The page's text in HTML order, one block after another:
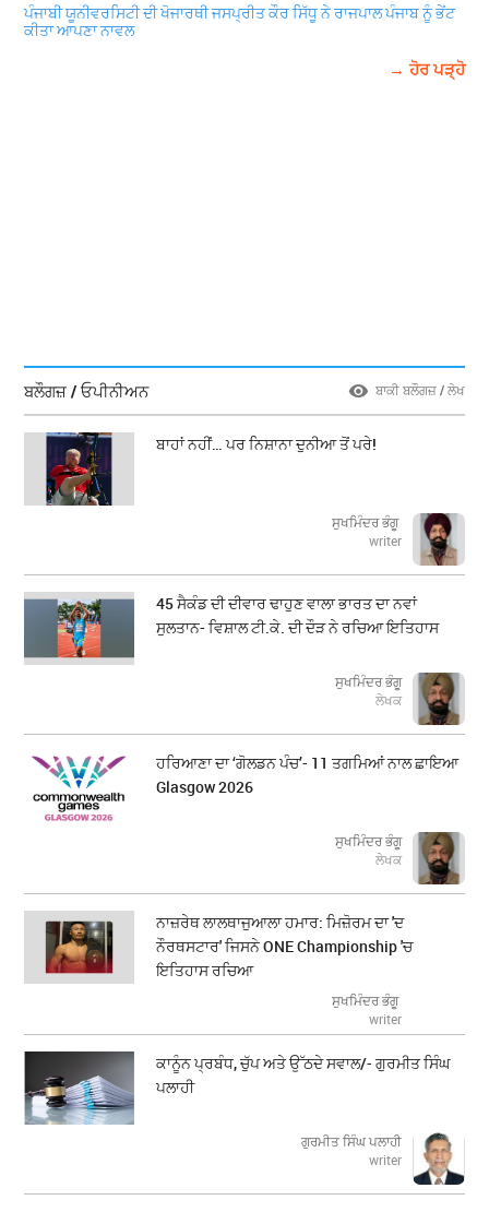
ਪੰਜਾਬੀ ਯੂਨੀਵਰਸਿਟੀ ਦੀ ਖੋਜਾਰਥੀ ਜਸਪ੍ਰੀਤ ਕੌਰ ਸਿੱਧੂ ਨੇ ਰਾਜਪਾਲ ਪੰਜਾਬ ਨੂੰ ਭੇਂਟ
ਕੀਤਾ ਆਪਣਾ ਨਾਵਲ
→ ਹੋਰ ਪੜ੍ਹੋ
ਬਲੌਗਜ਼ / ਓਪੀਨੀਅਨ ਬਾਕੀ ਬਲੌਗਜ਼ / ਲੇਖ
ਬਾਹਾਂ ਨਹੀਂ… ਪਰ ਨਿਸ਼ਾਨਾ ਦੁਨੀਆ ਤੋਂ ਪਰੇ!
ਸੁਖਮਿੰਦਰ ਭੰਗੂ
writer
45 ਸੈਕੰਡ ਦੀ ਦੀਵਾਰ ਢਾਹੁਣ ਵਾਲਾ ਭਾਰਤ ਦਾ ਨਵਾਂ
ਸੁਲਤਾਨ- ਵਿਸ਼ਾਲ ਟੀ.ਕੇ. ਦੀ ਦੌੜ ਨੇ ਰਚਿਆ ਇਤਿਹਾਸ
ਸੁਖਮਿੰਦਰ ਭੰਗੂ
ਲੇਖਕ
ਹਰਿਆਣਾ ਦਾ ‘ਗੋਲਡਨ ਪੰਚ’- 11 ਤਗਮਿਆਂ ਨਾਲ ਛਾਇਆ
Glasgow 2026
ਸੁਖਮਿੰਦਰ ਭੰਗੂ
ਲੇਖਕ
ਨਾਜ਼ਰੇਥ ਲਾਲਥਾਜੁਆਲਾ ਹਮਾਰ: ਮਿਜ਼ੋਰਮ ਦਾ 'ਦ
ਨੌਰਥਸਟਾਰ' ਜਿਸਨੇ ONE Championship 'ਚ
ਇਤਿਹਾਸ ਰਚਿਆ
ਸੁਖਮਿੰਦਰ ਭੰਗੂ
writer
ਕਾਨੂੰਨ ਪ੍ਰਬੰਧ, ਚੁੱਪ ਅਤੇ ਉੱਠਦੇ ਸਵਾਲ/- ਗੁਰਮੀਤ ਸਿੰਘ
ਪਲਾਹੀ
ਗੁਰਮੀਤ ਸਿੰਘ ਪਲਾਹੀ
writer